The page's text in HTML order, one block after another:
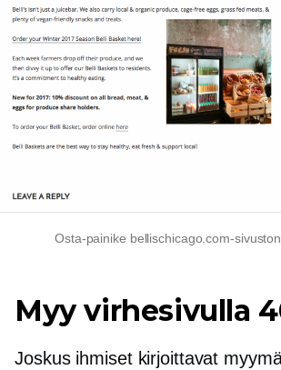
Osta-painike bellischicago.com-
Myy virhesivulla
Joskus ihmiset kirjoittavat